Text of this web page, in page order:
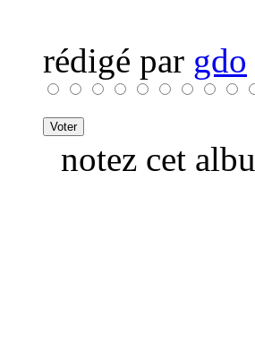
rédigé par gdo
notez cet